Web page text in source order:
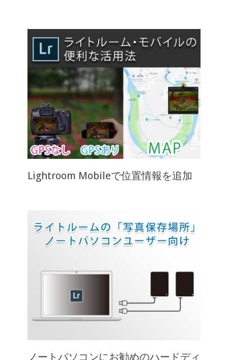
Lightroom Mobileで位置情報を追加
ノートパソコンにお勧めのハードディ